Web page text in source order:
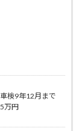
検9年12月まで
万円